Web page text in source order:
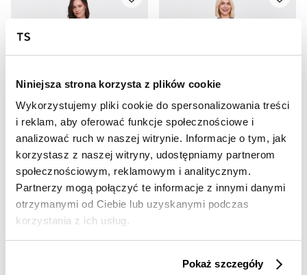
Niniejsza strona korzysta z plików cookie
Wykorzystujemy pliki cookie do spersonalizowania treści
i reklam, aby oferować funkcje społecznościowe i
analizować ruch w naszej witrynie. Informacje o tym, jak
korzystasz z naszej witryny, udostępniamy partnerom
społecznościowym, reklamowym i analitycznym.
Partnerzy mogą połączyć te informacje z innymi danymi
otrzymanymi od Ciebie lub uzyskanymi podczas
korzystania z ich usług.
Pokaż szczegóły
SALE
Szerokie spodnie z tropikalnym nadrukiem
49,99 zł
Cena regularna
119,99 zł
Najniższa cena z 30 dni przed
obniżką119,99 zł
SALE
Biało-niebieska spódnica
29,99 zł
Cena regularna
Najniższa cena z 30 dni przed